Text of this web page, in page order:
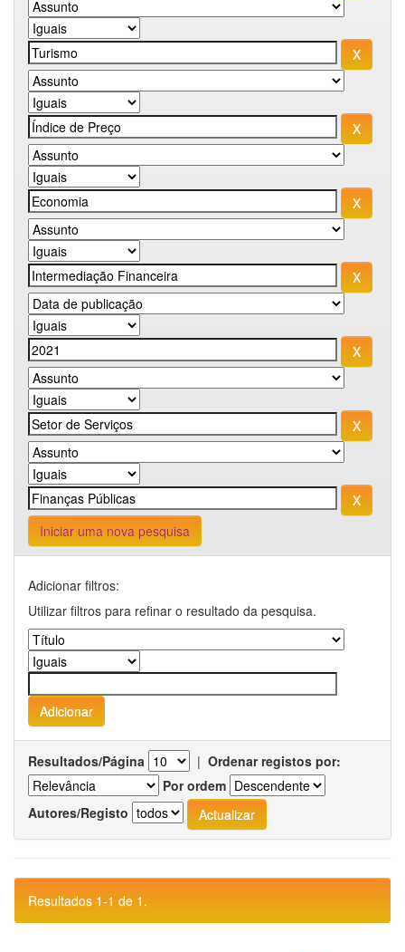
Iniciar uma nova pesquisa
Adicionar filtros:
Utilizar filtros para refinar o resultado da pesquisa.
Resultados/Página | Ordenar registos por:
Por ordem
Autores/Registo
Resultados 1-1 de 1.